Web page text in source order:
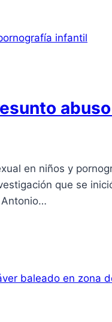
en niños y
que se
Antonio…